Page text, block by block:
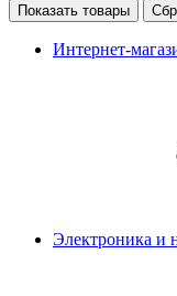
Показать товары
Интернет-
Электроника и